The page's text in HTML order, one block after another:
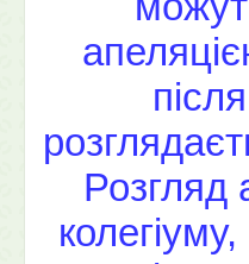
Розгляд